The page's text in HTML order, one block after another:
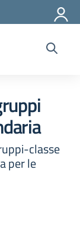
classe
per le